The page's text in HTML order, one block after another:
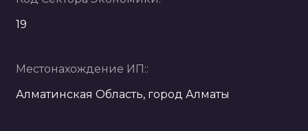
19
Местонахождение ИП::
Алматинская Область, город Алматы